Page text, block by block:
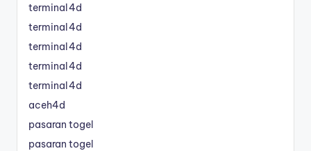
terminal4d
terminal4d
terminal4d
terminal4d
terminal4d
aceh4d
pasaran togel
pasaran togel